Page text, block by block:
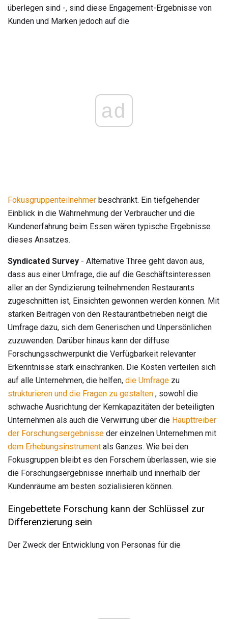
überlegen sind -, sind diese Engagement-Ergebnisse von
Kunden und Marken jedoch auf die
ad
Fokusgruppenteilnehmer beschränkt. Ein tiefgehender
Einblick in die Wahrnehmung der Verbraucher und die
Kundenerfahrung beim Essen wären typische Ergebnisse
dieses Ansatzes.
Syndicated Survey - Alternative Three geht davon aus,
dass aus einer Umfrage, die auf die Geschäftsinteressen
aller an der Syndizierung teilnehmenden Restaurants
zugeschnitten ist, Einsichten gewonnen werden können. Mit
starken Beiträgen von den Restaurantbetrieben neigt die
Umfrage dazu, sich dem Generischen und Unpersönlichen
zuzuwenden. Darüber hinaus kann der diffuse
Forschungsschwerpunkt die Verfügbarkeit relevanter
Erkenntnisse stark einschränken. Die Kosten verteilen sich
auf alle Unternehmen, die helfen, die Umfrage zu
strukturieren und die Fragen zu gestalten , sowohl die
schwache Ausrichtung der Kernkapazitäten der beteiligten
Unternehmen als auch die Verwirrung über die Haupttreiber
der Forschungsergebnisse der einzelnen Unternehmen mit
dem Erhebungsinstrument als Ganzes. Wie bei den
Fokusgruppen bleibt es den Forschern überlassen, wie sie
die Forschungsergebnisse innerhalb und innerhalb der
Kundenräume am besten sozialisieren können.
Eingebettete Forschung kann der Schlüssel zur
Differenzierung sein
Der Zweck der Entwicklung von Personas für die